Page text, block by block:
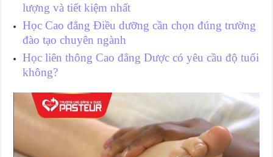
lượng và tiết kiệm nhất
Học Cao đẳng Điều dưỡng cần chọn đúng trường
đào tạo chuyên ngành
Học liên thông Cao đẳng Dược có yêu cầu độ tuổi
không?